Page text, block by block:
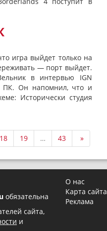
игра выйдет только на
— порт выйдет.
в интервью IGN
ПК. Он напомнил, что и
Исторически студия
18 19 … 43 »
обязательна
сайта,
и
О нас
Карта сайта
Реклама